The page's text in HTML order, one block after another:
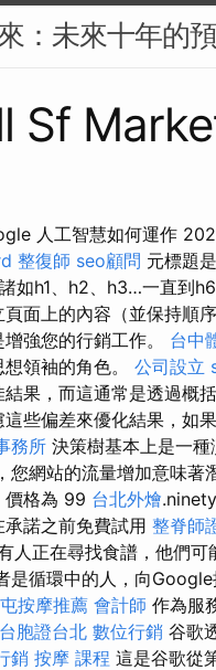
：未來十年的
Sf
人工智慧如何運作
整復師 seo顧問 元標題
諸如h1、h2、h3…一直到
面上的內容（並保持順
強您的行銷工作。 台中
領袖的角色。 公司設立
果，而這通常是透過概
些偏差來優化結果，如
務所 決策樹基本上是一
您網站的流量增加意味
價格為 99 台北外燴
諾之前免費試用 整脊師
人正在尋找食譜，他們
是循環中的人，向
按摩推薦 會計師 作為服
台胞證台北 數位行銷 谷歌
銷 按摩 課程 這是谷歌從